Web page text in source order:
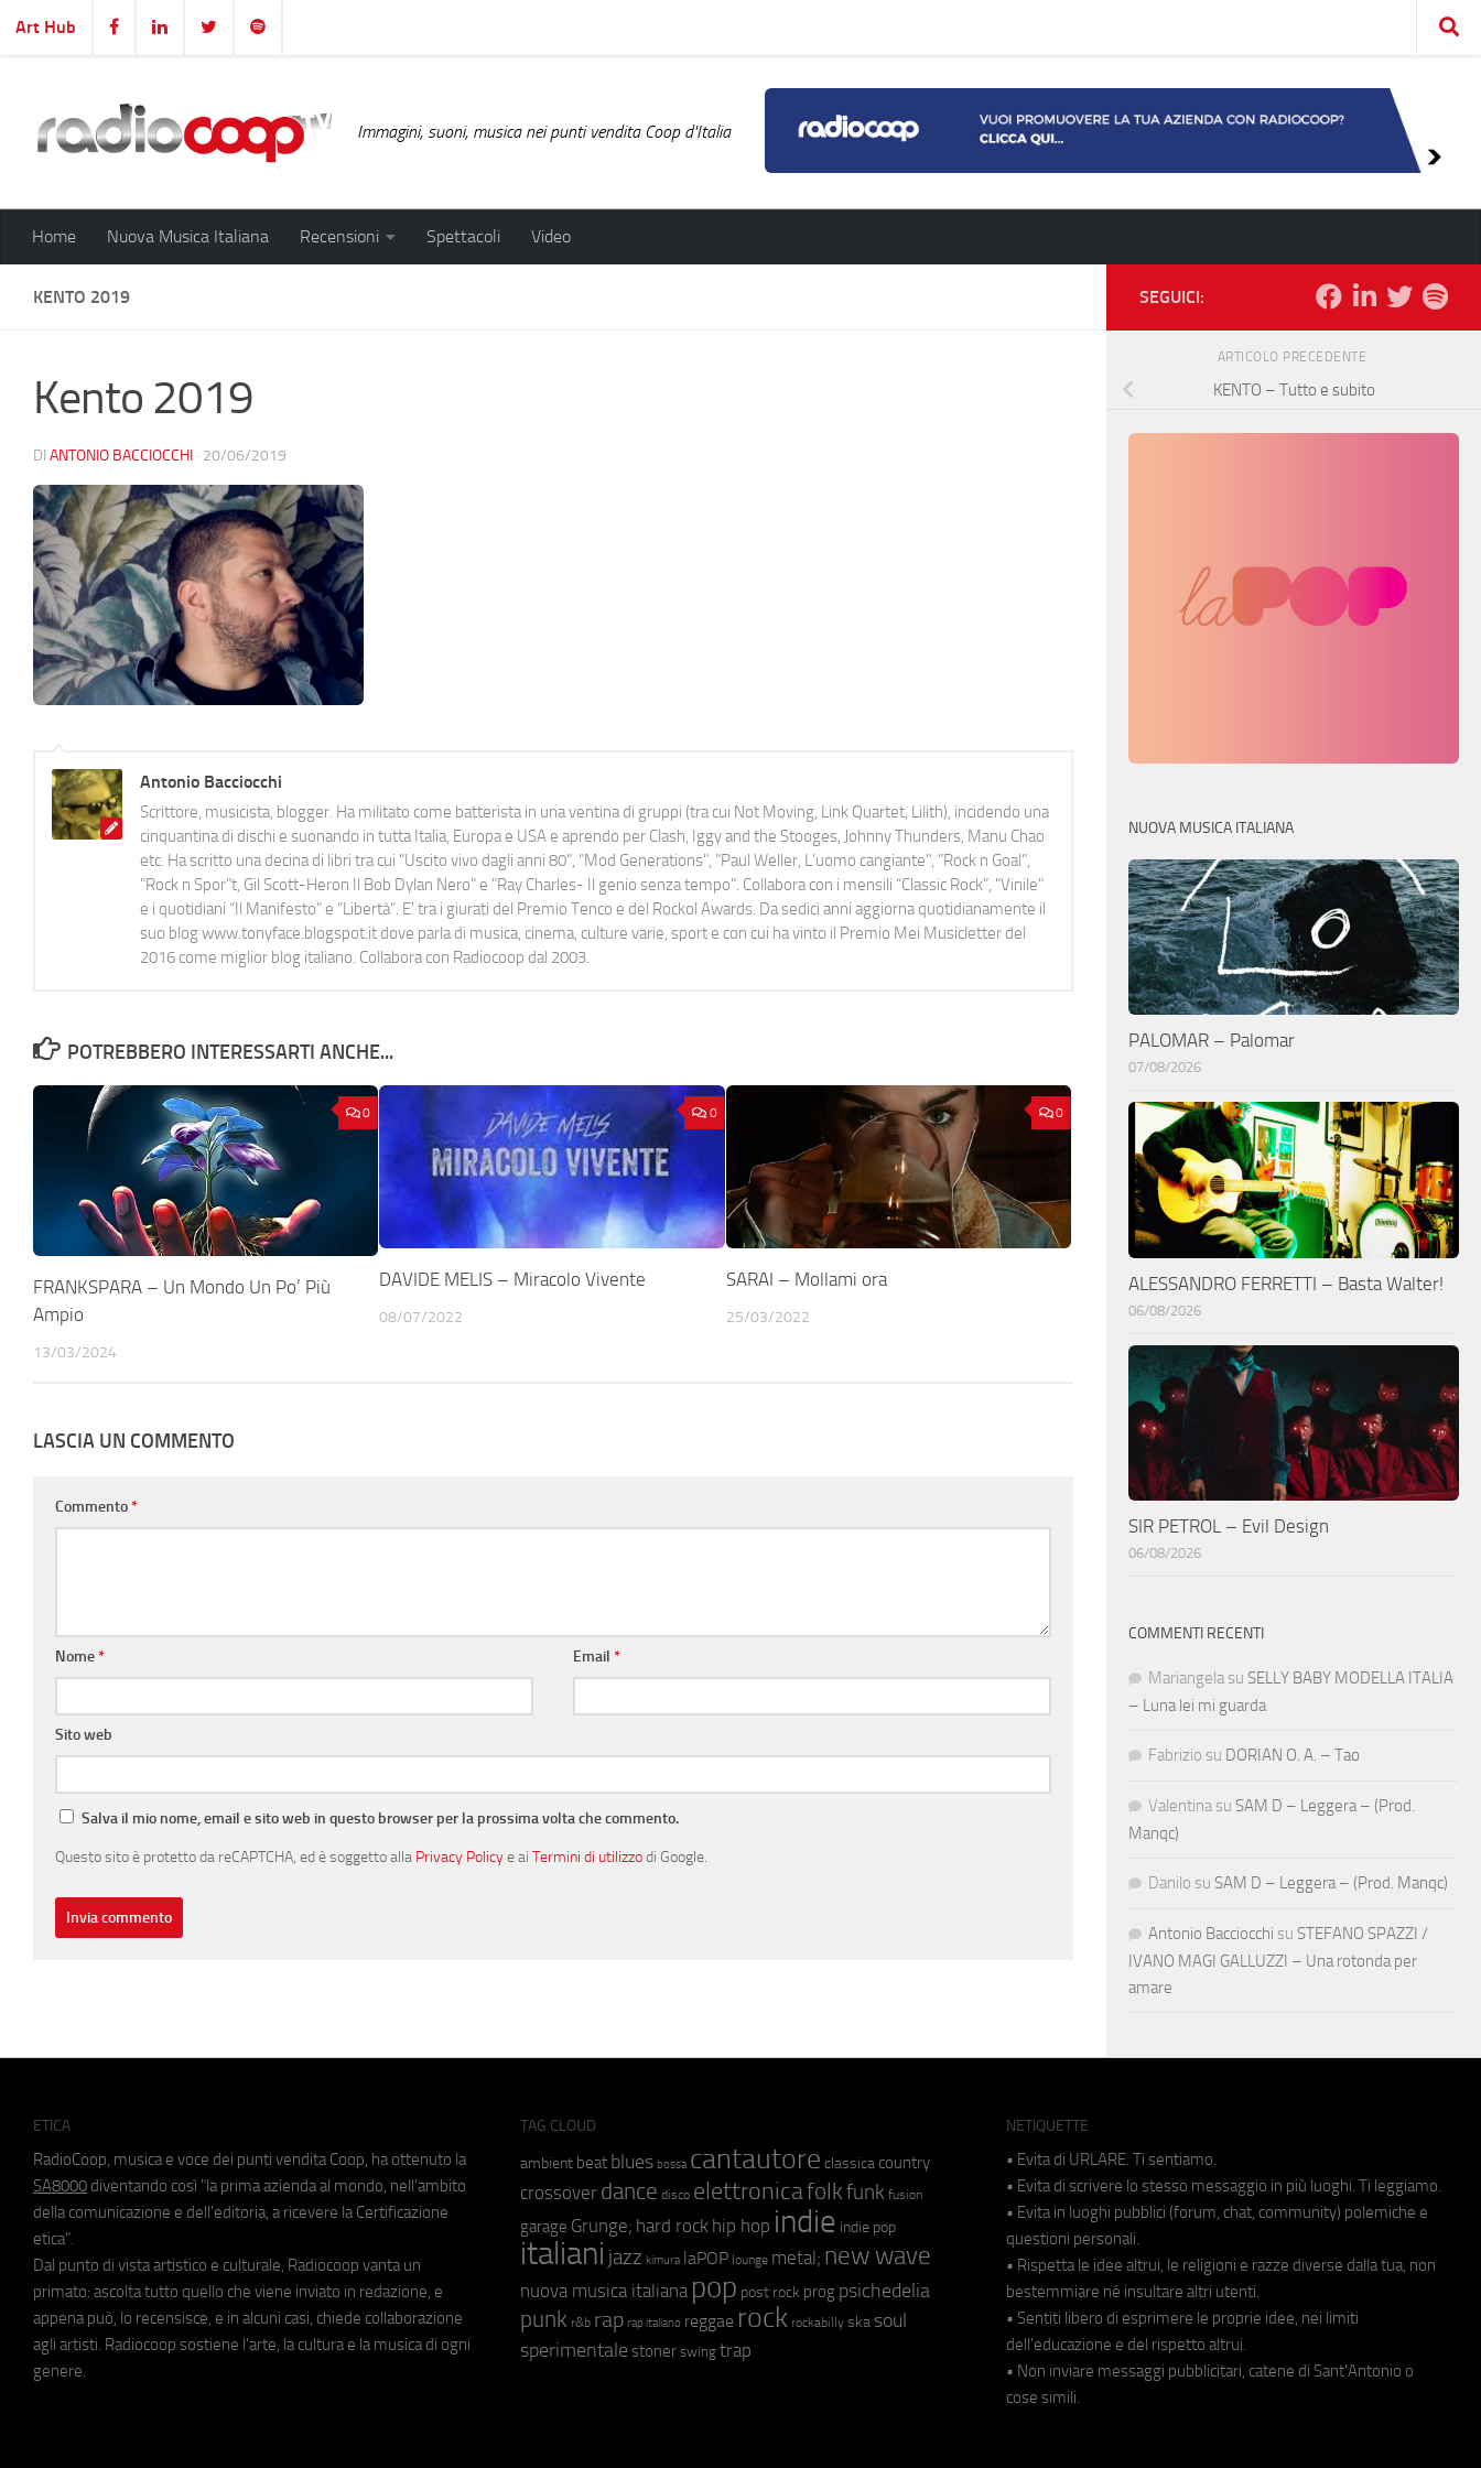
Salta al contenuto
Art Hub
Immagini, suoni, musica nei punti vendita Coop d'Italia
Home Nuova Musica Italiana Recensioni Spettacoli Video
KENTO 2019
Kento 2019
DI ANTONIO BACCIOCCHI · 20/06/2019
Antonio Bacciocchi
Scrittore, musicista, blogger. Ha militato come batterista in una ventina di gruppi (tra cui Not Moving, Link Quartet, Lilith), incidendo una
cinquantina di dischi e suonando in tutta Italia, Europa e USA e aprendo per Clash, Iggy and the Stooges, Johnny Thunders, Manu Chao
etc. Ha scritto una decina di libri tra cui "Uscito vivo dagli anni 80", "Mod Generations", "Paul Weller, L’uomo cangiante", "Rock n Goal",
"Rock n Spor"t, Gil Scott-Heron Il Bob Dylan Nero" e "Ray Charles- Il genio senza tempo". Collabora con i mensili “Classic Rock”, "Vinile"
e i quotidiani “Il Manifesto” e “Libertà”. E' tra i giurati del Premio Tenco e del Rockol Awards. Da sedici anni aggiorna quotidianamente il
suo blog www.tonyface.blogspot.it dove parla di musica, cinema, culture varie, sport e con cui ha vinto il Premio Mei Musicletter del
2016 come miglior blog italiano. Collabora con Radiocoop dal 2003.
POTREBBERO INTERESSARTI ANCHE...
0
FRANKSPARA – Un Mondo Un Po’ Più
Ampio
13/03/2024
0
DAVIDE MELIS – Miracolo Vivente
08/07/2022
0
SARAI – Mollami ora
25/03/2022
LASCIA UN COMMENTO
Commento*
Nome* Email*
Sito web
Salva il mio nome, email e sito web in questo browser per la prossima volta che commento.
Questo sito è protetto da reCAPTCHA, ed è soggetto alla Privacy Policye ai Termini di utilizzodi Google.
SEGUICI:
ARTICOLO PRECEDENTE
KENTO – Tutto e subito
NUOVA MUSICA ITALIANA
PALOMAR – Palomar
07/08/2026
ALESSANDRO FERRETTI – Basta Walter!
06/08/2026
SIR PETROL – Evil Design
06/08/2026
COMMENTI RECENTI
Mariangela su SELLY BABY MODELLA ITALIA
– Luna lei mi guarda
Fabrizio su DORIAN O. A. – Tao
Valentina su SAM D – Leggera – (Prod.
Manqc)
Danilo su SAM D – Leggera – (Prod. Manqc)
Antonio Bacciocchi su STEFANO SPAZZI /
IVANO MAGI GALLUZZI – Una rotonda per
amare
ETICA
RadioCoop, musica e voce dei punti vendita Coop, ha ottenuto la
SA8000 diventando così "la prima azienda al mondo, nell'ambito
della comunicazione e dell'editoria, a ricevere la Certificazione
etica".
Dal punto di vista artistico e culturale, Radiocoop vanta un
primato: ascolta tutto quello che viene inviato in redazione, e
appena può, lo recensisce, e in alcuni casi, chiede collaborazione
agli artisti. Radiocoop sostiene l'arte, la cultura e la musica di ogni
genere.
TAG CLOUD
ambient beat blues bossa cantautore classica country
crossover dance disco elettronicafolkfunk fusion
garage Grunge; hard rock hip hop indie indie pop
italiani jazz kimura laPOP lounge metal; new wave
nuova musica italiana pop post rock prog psichedelia
punk r&b rap rap italiano reggae rock rockabilly ska soul
sperimentale stoner swing trap
NETIQUETTE
• Evita di URLARE. Ti sentiamo.
• Evita di scrivere lo stesso messaggio in più luoghi. Ti leggiamo.
• Evita in luoghi pubblici (forum, chat, community) polemiche e
questioni personali.
• Rispetta le idee altrui, le religioni e razze diverse dalla tua, non
bestemmiare né insultare altri utenti.
• Sentiti libero di esprimere le proprie idee, nei limiti
dell'educazione e del rispetto altrui.
• Non inviare messaggi pubblicitari, catene di Sant'Antonio o
cose simili.